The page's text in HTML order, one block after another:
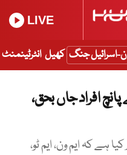
LIVE
اسرائیل جنگ کھیل انٹرٹینمنٹ
افراد جاں بحق،
ہے کہ ایم ون، ایم ٹو،